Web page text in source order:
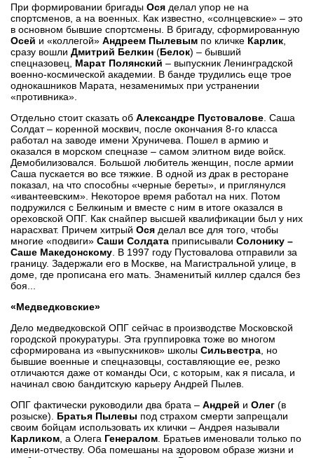
При формировании бригады Ося делал упор не на
спортсменов, а на военных. Как известно, «солнцевские» – это
в основном бывшие спортсмены. В бригаду, сформированную
Осей и «коллегой» Андреем Пылевым по кличке Карлик
сразу вошли Дмитрий Белкин (Белок) – бывший
спецназовец, Марат Полянский – выпускник Ленинградской
военно-космической академии. В банде трудились еще трое
однокашников Марата, незаменимых при устранении
«противника».
Отдельно стоит сказать об Александре Пустовалове . Саша
Солдат – коренной москвич, после окончания 8-го класса
работал на заводе имени Хруничева. Пошел в армию и
оказался в морском спецназе – самом элитном виде войск.
Демобилизовался. Большой любитель женщин, после армии
Саша пускается во все тяжкие. В одной из драк в ресторане
показал, на что способны «черные береты», и приглянулся
«ивантеевским». Некоторое время работал на них. Потом
подружился с Белкиным и вместе с ним в итоге оказался в
ореховской ОПГ. Как снайпер высшей квалификации был у них
нарасхват. Причем хитрый Ося делал все для того, чтобы
многие «подвиги» Саши Солдата приписывали Солонику –
Саше Македонскому . В 1997 году Пустовалова отправили за
границу. Задержали его в Москве, на Магистральной улице, в
доме, где прописана его мать. Знаменитый киллер сдался без
боя...
«Медведковские»
Дело медведковской ОПГ сейчас в производстве Московской
городской прокуратуры. Эта группировка тоже во многом
сформирована из «выпускников» школы Сильвестра , но
бывшие военные и спецназовцы, составляющие ее, резко
отличаются даже от команды Оси, с которым, как я писала, и
начинал свою бандитскую карьеру Андрей Пылев.
ОПГ фактически руководили два брата – Андрей и Олег (в
розыске). Братья Пылевы под страхом смерти запрещали
своим бойцам использовать их клички – Андрея называли
Карликом , а Олега Генералом . Братьев именовали только по
имени-отчеству. Оба помешаны на здоровом образе жизни и